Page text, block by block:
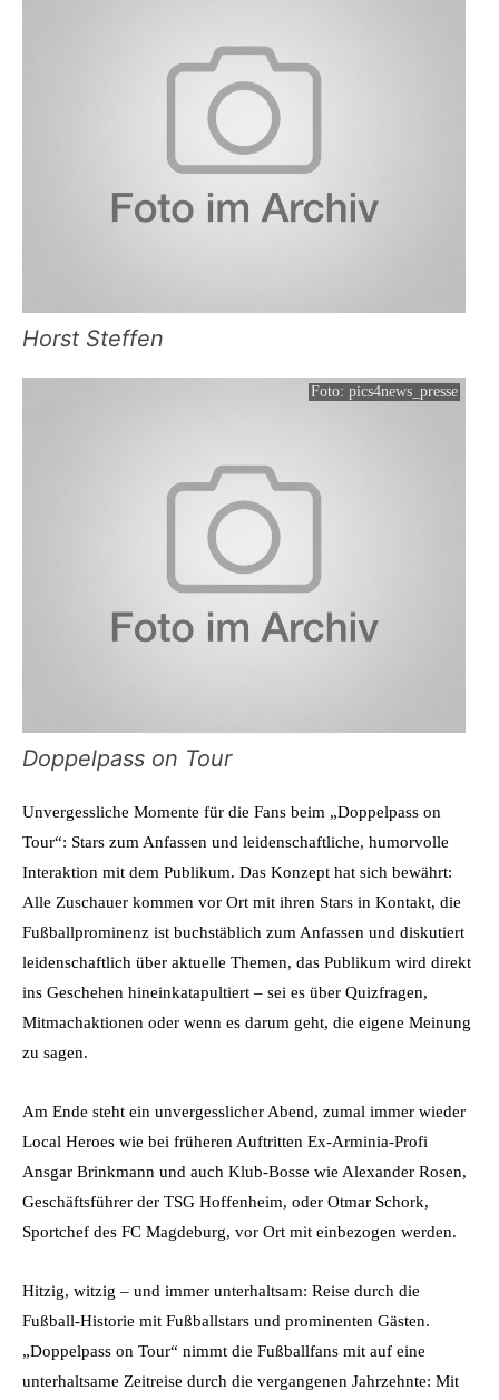
Horst Steffen
Foto: pics4news_presse
Doppelpass on Tour
Unvergessliche Momente für die Fans beim „Doppelpass on
Tour“: Stars zum Anfassen und leidenschaftliche, humorvolle
Interaktion mit dem Publikum. Das Konzept hat sich bewährt:
Alle Zuschauer kommen vor Ort mit ihren Stars in Kontakt, die
Fußballprominenz ist buchstäblich zum Anfassen und diskutiert
leidenschaftlich über aktuelle Themen, das Publikum wird direkt
ins Geschehen hineinkatapultiert – sei es über Quizfragen,
Mitmachaktionen oder wenn es darum geht, die eigene Meinung
zu sagen.
Am Ende steht ein unvergesslicher Abend, zumal immer wieder
Local Heroes wie bei früheren Auftritten Ex-Arminia-Profi
Ansgar Brinkmann und auch Klub-Bosse wie Alexander Rosen,
Geschäftsführer der TSG Hoffenheim, oder Otmar Schork,
Sportchef des FC Magdeburg, vor Ort mit einbezogen werden.
Hitzig, witzig – und immer unterhaltsam: Reise durch die
Fußball-Historie mit Fußballstars und prominenten Gästen.
„Doppelpass on Tour“ nimmt die Fußballfans mit auf eine
unterhaltsame Zeitreise durch die vergangenen Jahrzehnte: Mit